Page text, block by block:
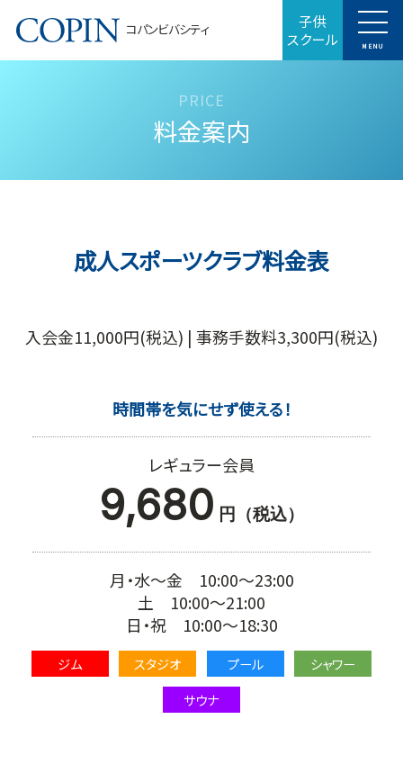
コパンビバシティ 子供
スクール MENU
料金案内
成人スポーツクラブ料金表
入会金11,000円(税込) | 事務手数料3,300円(税込)
レギュラー会員
時間帯を気にせず使える！
9,680 円（税込）
月・水～金 10:00～23:00
土 10:00～21:00
日・祝 10:00～18:30
ジム スタジオ プール
シャワー
サウナ